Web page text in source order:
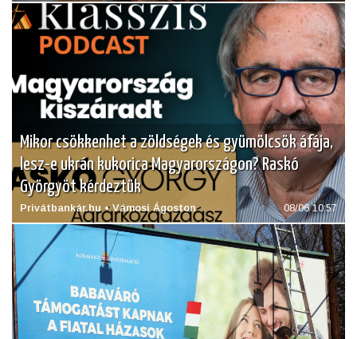
Mikor csökkenhet a zöldségek és gyümölcsök áfája,
lesz-e ukrán kukorica Magyarországon? Raskó
Györgyöt kérdeztük
Privátbankár.hu • Vámosi Ágoston 08/06 10:57